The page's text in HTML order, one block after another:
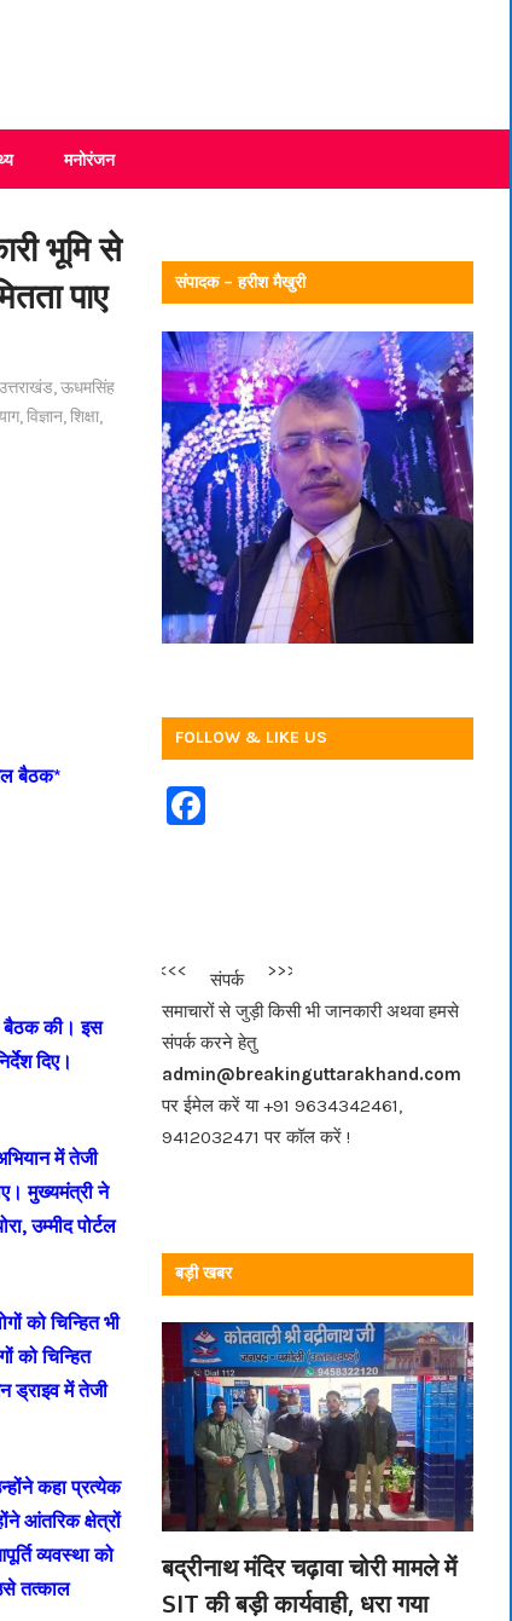
मनोरंजन
भूमि से
पाए
,ऊधमसिंह
,विज्ञान,शिक्षा,
बैठक*
बैठक की। इस
दिए।
में तेजी
मुख्यमंत्री ने
उम्मीद पोर्टल
को चिन्हित भी
को चिन्हित
ड्राइव में तेजी
कहा प्रत्येक
आंतरिक क्षेत्रों
व्यवस्था को
तत्काल
संपादक – हरीश मैखुरी
FOLLOW & LIKE US
F
b
o
o
k
<<< संपर्क >>>
समाचारों से जुड़ी किसी भी जानकारी अथवा हमसे
संपर्क करने हेतु
admin@breakinguttarakhand.com
पर ईमेल करें या +91 9634342461,
9412032471 पर कॉल करें !
बड़ी खबर
बद्रीनाथ मंदिर चढ़ावा चोरी मामले में
SIT की बड़ी कार्यवाही, धरा गया